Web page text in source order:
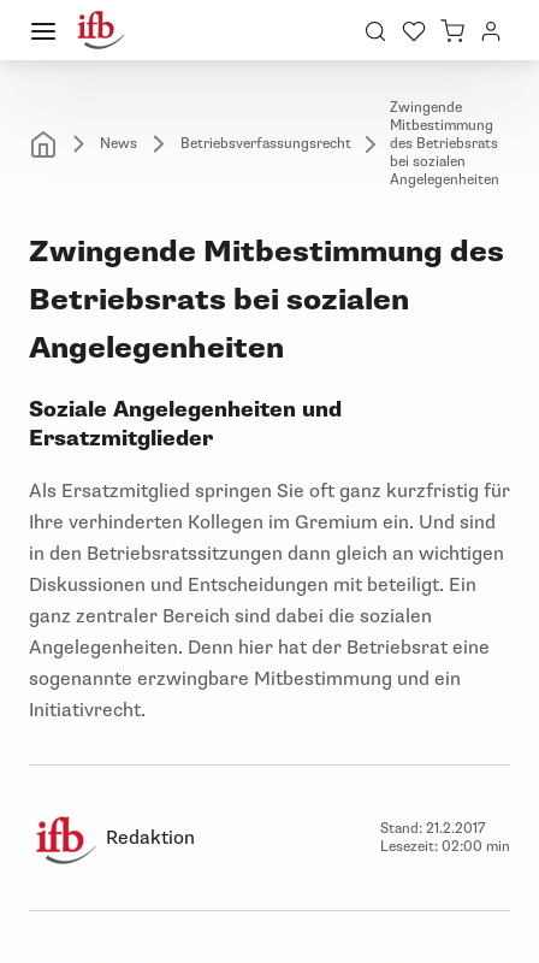
News Betriebsverfassungsrecht
Zwingende
Mitbestimmung
des Betriebsrats
bei sozialen
Angelegenheiten
Zwingende Mitbestimmung des
Betriebsrats bei sozialen
Angelegenheiten
Soziale Angelegenheiten und
Ersatzmitglieder
Als Ersatzmitglied springen Sie oft ganz kurzfristig für
Ihre verhinderten Kollegen im Gremium ein. Und sind
in den Betriebsratssitzungen dann gleich an wichtigen
Diskussionen und Entscheidungen mit beteiligt. Ein
ganz zentraler Bereich sind dabei die sozialen
Angelegenheiten. Denn hier hat der Betriebsrat eine
sogenannte erzwingbare Mitbestimmung und ein
Initiativrecht.
Redaktion Stand: 21.2.2017
Lesezeit: 02:00 min